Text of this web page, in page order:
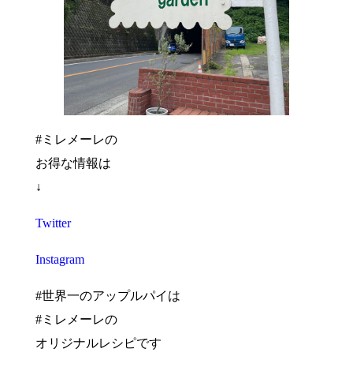
#ミレメーレの
お得な情報は
↓
Twitter
Instagram
#世界一のアップルパイは
#ミレメーレの
オリジナルレシピです